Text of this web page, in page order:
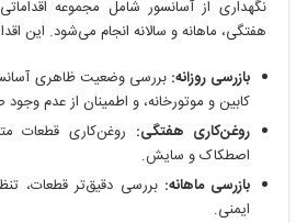
نگهداری از آسانسور شامل مجموعه
هفتگی، ماهانه و سالانه انجام می‌شود. این
بازرسی روزانه: بررسی وضعیت ظاهری
کابین و موتورخانه، و اطمینان از عدم
روغن‌کاری هفتگی: روغن‌کاری قطعات
اصطکاک و سایش.
بازرسی ماهانه: بررسی دقیق‌تر قطعات،
ایمنی.